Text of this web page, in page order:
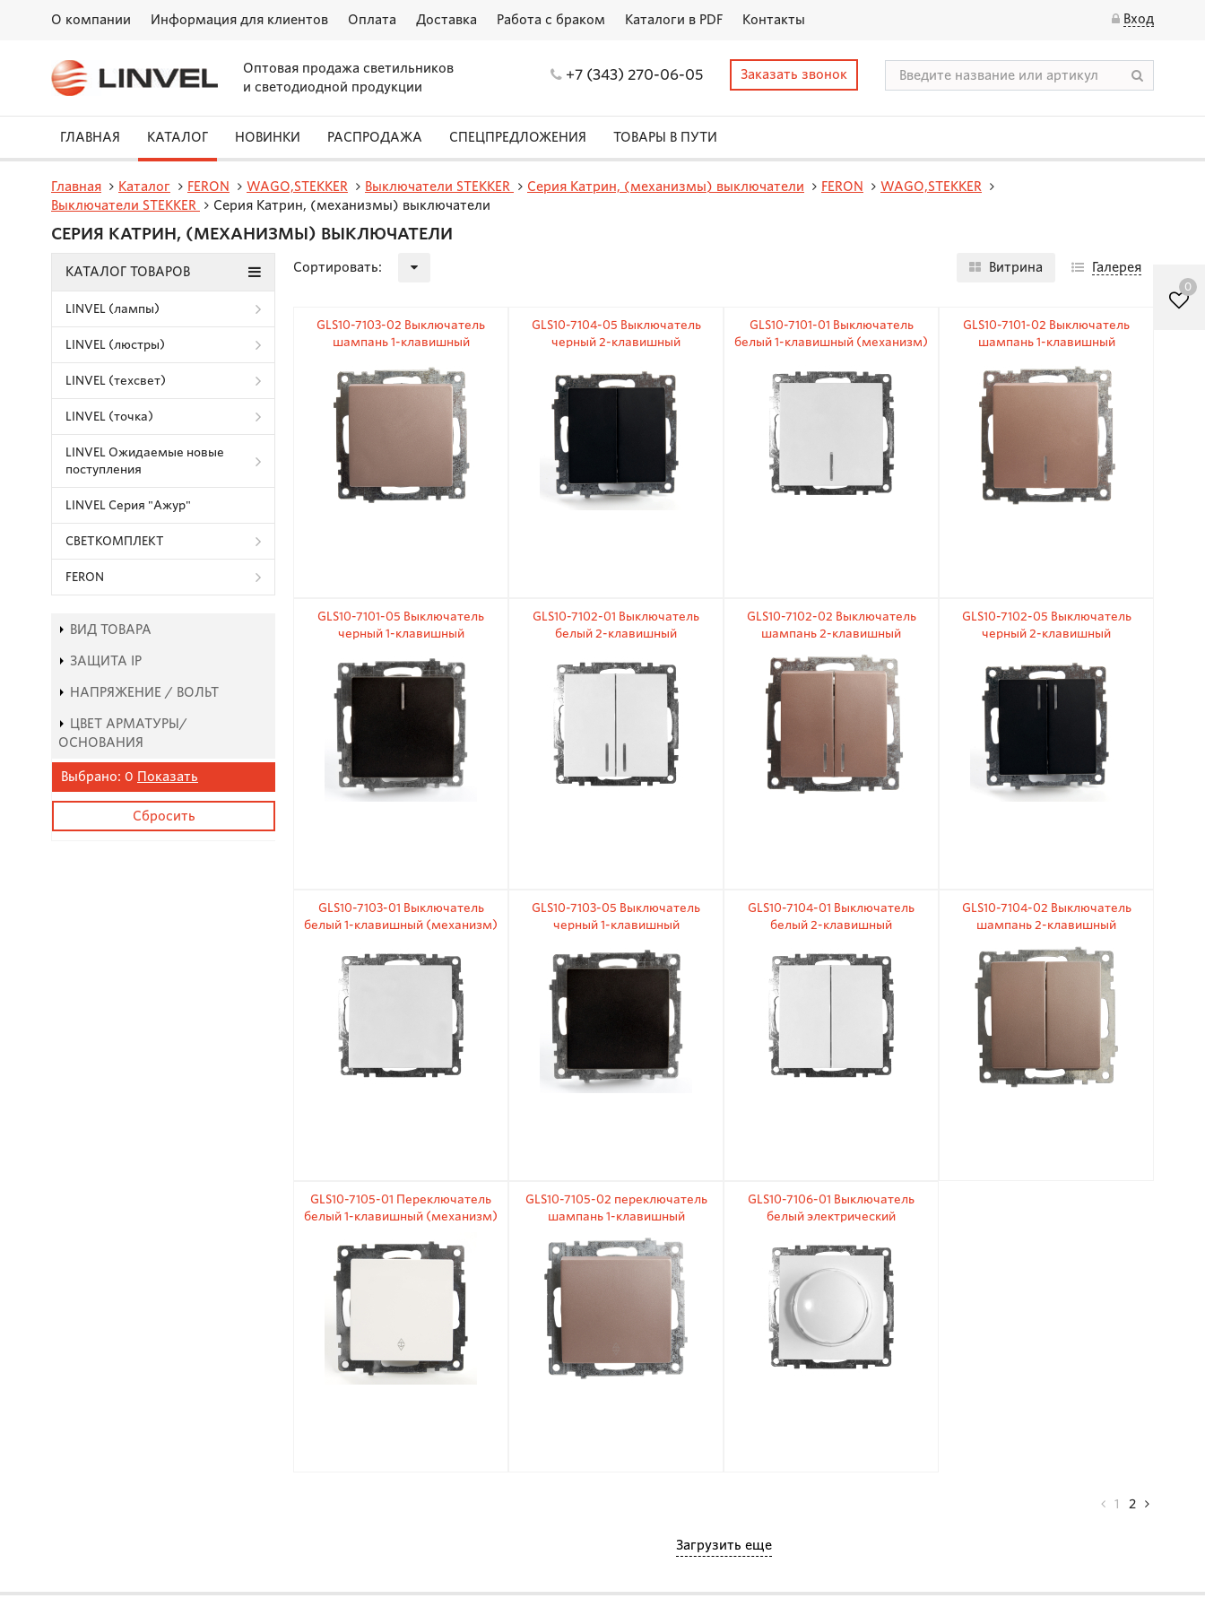
О компании Информация для клиентов Оплата Доставка Работа с браком Каталоги в PDF Контакты Вход
Оптовая продажа светильников
и светодиодной продукции
+7 (343) 270-06-05 Заказать звонок
ГЛАВНАЯ КАТАЛОГ НОВИНКИ РАСПРОДАЖА СПЕЦПРЕДЛОЖЕНИЯ ТОВАРЫ В ПУТИ
Главная Каталог FERON WAGO,STEKKER Выключатели STEKKER Серия Катрин, (механизмы) выключатели FERON
WAGO,STEKKER
Выключатели STEKKER
Серия Катрин, (механизмы) выключатели
СЕРИЯ КАТРИН, (МЕХАНИЗМЫ) ВЫКЛЮЧАТЕЛИ
КАТАЛОГ ТОВАРОВ
LINVEL (лампы)
LINVEL (люстры)
LINVEL (техсвет)
LINVEL (точка)
LINVEL Ожидаемые новые
поступления
LINVEL Серия "Ажур"
СВЕТКОМПЛЕКТ
FERON
ВИД ТОВАРА
ЗАЩИТА IP
НАПРЯЖЕНИЕ / ВОЛЬТ
ЦВЕТ АРМАТУРЫ/
ОСНОВАНИЯ
Выбрано: 0 Показать
Сортировать: Витрина Галерея
GLS10-7103-02 Выключатель
шампань 1-клавишный
GLS10-7104-05 Выключатель
черный 2-клавишный
GLS10-7101-01 Выключатель
белый 1-клавишный (механизм)
GLS10-7101-02 Выключатель
шампань 1-клавишный
250В 10А
GLS10-7101-05 Выключатель
черный 1-клавишный
250В 10А
GLS10-7102-01 Выключатель
белый 2-клавишный
250В 10А
GLS10-7102-02 Выключатель
шампань 2-клавишный
250В 10А
GLS10-7102-05 Выключатель
черный 2-клавишный
250В 10А
GLS10-7103-01 Выключатель
белый 1-клавишный (механизм)
GLS10-7103-05 Выключатель
черный 1-клавишный
GLS10-7104-01 Выключатель
белый 2-клавишный
GLS10-7104-02 Выключатель
шампань 2-клавишный
GLS10-7105-01 Переключатель
белый 1-клавишный (механизм)
GLS10-7105-02 переключатель
шампань 1-клавишный
GLS10-7106-01 Выключатель
белый электрический
250В 10А
1 2
Загрузить еще
0